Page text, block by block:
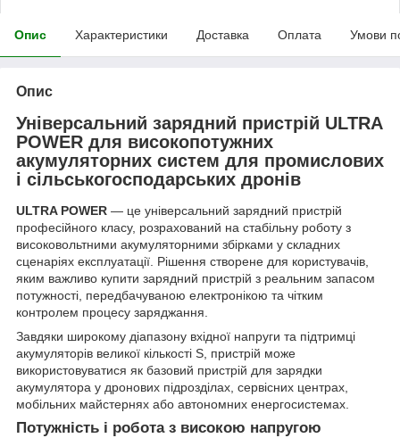
Опис Характеристики Доставка Оплата Умови
Опис
Універсальний зарядний пристрій ULTRA
POWER для високопотужних
акумуляторних систем для промислових
і сільськогосподарських дронів
ULTRA POWER — це універсальний зарядний пристрій
професійного класу, розрахований на стабільну роботу з
високовольтними акумуляторними збірками у складних
сценаріях експлуатації. Рішення створене для користувачів,
яким важливо купити зарядний пристрій з реальним запасом
потужності, передбачуваною електронікою та чітким
контролем процесу заряджання.
Завдяки широкому діапазону вхідної напруги та підтримці
акумуляторів великої кількості S, пристрій може
використовуватися як базовий пристрій для зарядки
акумулятора у дронових підрозділах, сервісних центрах,
мобільних майстернях або автономних енергосистемах.
Потужність і робота з високою напругою